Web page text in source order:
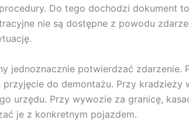
Do tego dochodzi dokument
nie są dostępne z powodu
jednoznacznie potwierdzać
do demontażu. Przy kradzieży
urzędu. Przy wywozie za granicę,
je z konkretnym pojazdem.